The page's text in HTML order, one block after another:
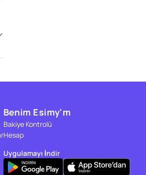
Benim Esimy'm
Bakiye Kontrolü
Hesap
Uygulamayı İndir